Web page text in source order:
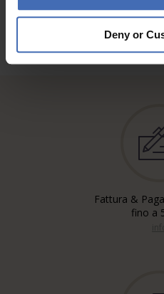
Deny or
Fattura &
fino a